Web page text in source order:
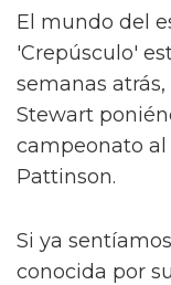
El mundo del
'Crepúsculo'
semanas
Stewart
campeonato al
Pattinson.
Si ya
conocida por